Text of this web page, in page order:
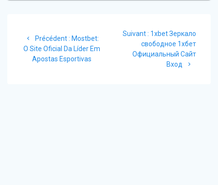
de
l’article
Précédent : Article
précédent
:
Mostbet:
O Site Oficial Da Líder Em
Apostas Esportivas
Suivant : Article
suivant
:
1xbet Зеркало
свободное 1хбет
Официальный Сайт
Вход